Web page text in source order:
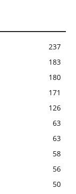
237
183
180
171
126
63
63
58
56
50